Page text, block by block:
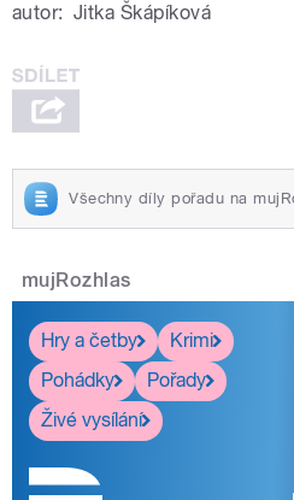
autor: Jitka Škápíková
Všechny díly pořadu na
mujRozhlas
Hry a četby
Krimi
Pohádky
Pořady
Živé vysílání